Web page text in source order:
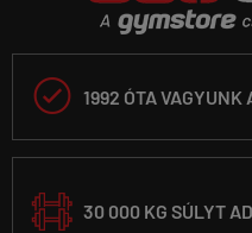
 1992 ÓTA VAGYUNK
30 000 KG SÚLYT